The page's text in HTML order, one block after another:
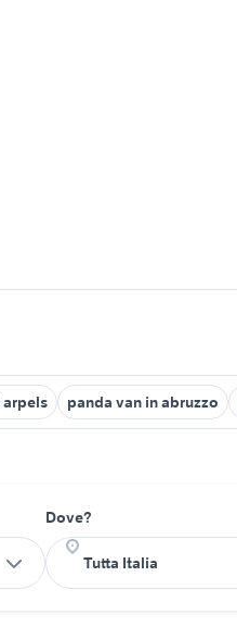
arpels panda van in abruzzo
Dove?